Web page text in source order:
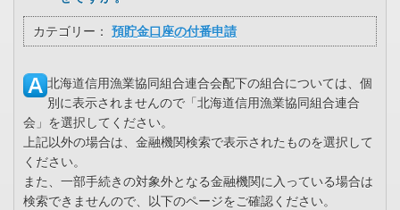
カテゴリー： 預貯金口座の付番申請
北海道信用漁業協同組合連合会配下の組合については、個
別に表示されませんので「北海道信用漁業協同組合連合
会」を選択してください。
上記以外の場合は、金融機関検索で表示されたものを選択して
ください。
また、一部手続きの対象外となる金融機関に入っている場合は
検索できませんので、以下のページをご確認ください。